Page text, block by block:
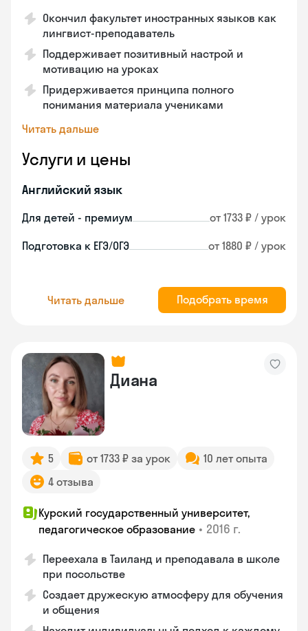
Окончил факультет иностранных языков как
лингвист-преподаватель
Поддерживает позитивный настрой и
мотивацию на уроках
Придерживается принципа полного
понимания материала учениками
Читать дальше
Услуги и цены
Английский язык
Для детей - премиум от 1733 ₽ / урок
Подготовка к ЕГЭ/ОГЭ от 1880 ₽ / урок
Читать дальше Подобрать время
Диана
5 от 1733 ₽ за урок
10 лет опыта
4 отзыва
Курский государственный университет,
педагогическое образование • 2016 г.
Переехала в Таиланд и преподавала в школе
при посольстве
Создает дружескую атмосферу для обучения
и общения